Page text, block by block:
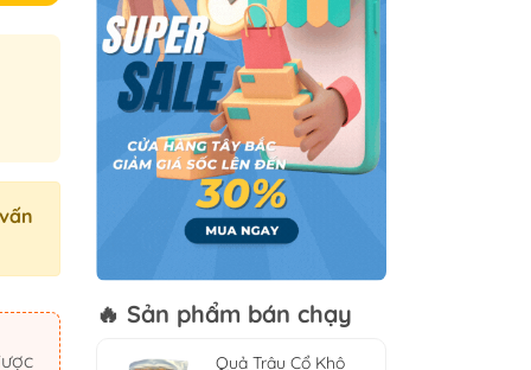
🔥 Sản phẩm bán chạy
Quả Trâu Cổ Khô